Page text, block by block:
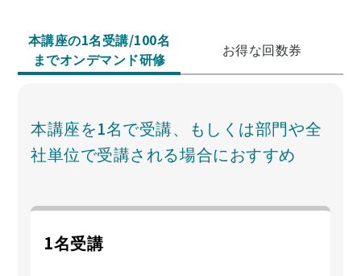
本講座の1名受講/100名
までオンデマンド研修
お得な回数券
本講座を1名で受講、もしくは部門や全
社単位で受講される場合におすすめ
1名受講